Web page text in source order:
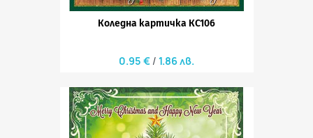
Коледна картичка КС106
0.95 € 1.86 лв.